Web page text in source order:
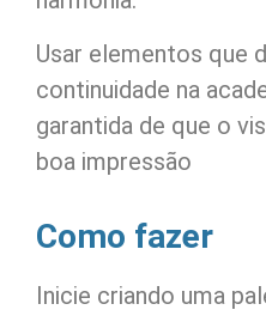
Usar elementos que
continuidade na
garantida de que o
boa impressão
Como fazer
Inicie criando uma